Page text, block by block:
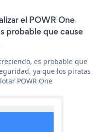
el POWR One
probable que cause
es probable que
ya que los piratas
POWR One